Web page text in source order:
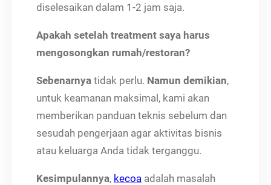
diselesaikan dalam 1-2 jam saja.
Apakah setelah treatment saya harus
mengosongkan rumah/restoran?
Sebenarnya tidak perlu. Namun demikian,
untuk keamanan maksimal, kami akan
memberikan panduan teknis sebelum dan
sesudah pengerjaan agar aktivitas bisnis
atau keluarga Anda tidak terganggu.
Kesimpulannya, kecoa adalah masalah